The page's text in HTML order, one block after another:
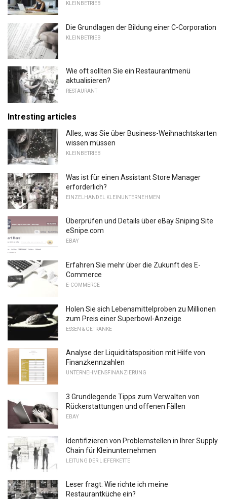
KLEINBETRIEB
Die Grundlagen der Bildung einer C-Corporation
KLEINBETRIEB
Wie oft sollten Sie ein Restaurantmenü
aktualisieren?
RESTAURANT
Intresting articles
Alles, was Sie über Business-Weihnachtskarten
wissen müssen
KLEINBETRIEB
Was ist für einen Assistant Store Manager
erforderlich?
EINZELHANDEL KLEINUNTERNEHMEN
Überprüfen und Details über eBay Sniping Site
eSnipe.com
EBAY
Erfahren Sie mehr über die Zukunft des E-
Commerce
E-COMMERCE
Holen Sie sich Lebensmittelproben zu Millionen
zum Preis einer Superbowl-Anzeige
ESSEN & GETRÄNKE
Analyse der Liquiditätsposition mit Hilfe von
Finanzkennzahlen
UNTERNEHMENSFINANZIERUNG
3 Grundlegende Tipps zum Verwalten von
Rückerstattungen und offenen Fällen
EBAY
Identifizieren von Problemstellen in Ihrer Supply
Chain für Kleinunternehmen
LEITUNG DER LIEFERKETTE
Leser fragt: Wie richte ich meine
Restaurantküche ein?